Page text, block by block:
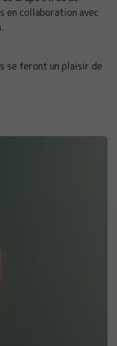
en collaboration avec
se feront un plaisir de